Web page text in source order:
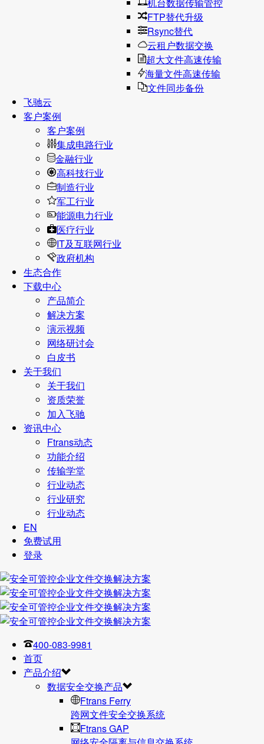
FTP替代升级
Rsync替代
云租户数据交换
超大文件高速传输
海量文件高速传输
文件同步备份
飞驰云
客户案例
客户案例
集成电路行业
金融行业
高科技行业
制造行业
军工行业
能源电力行业
医疗行业
IT及互联网行业
政府机构
生态合作
下载中心
产品简介
解决方案
演示视频
网络研讨会
白皮书
关于我们
关于我们
资质荣誉
加入飞驰
资讯中心
Ftrans动态
功能介绍
传输学堂
行业动态
行业研究
行业动态
EN
免费试用
登录
400-083-9981
首页
产品介绍
数据安全交换产品
Ftrans Ferry
跨网文件安全交换系统
Ftrans GAP